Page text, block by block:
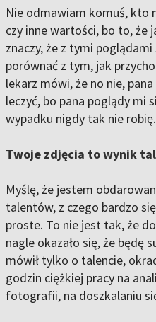
Nie odmawiam komuś, kto
czy inne wartości, bo to,
znaczy, że z tymi
porównać z tym, jak
lekarz mówi, że no nie,
leczyć, bo pana poglądy mi
wypadku nigdy tak nie robię.
Twoje zdjęcia to wynik
Myślę, że jestem
talentów, z czego bardzo
proste. To nie jest tak, że
nagle okazało się, że będę
mówił tylko o talencie,
godzin ciężkiej pracy na
fotografii, na doszkalaniu